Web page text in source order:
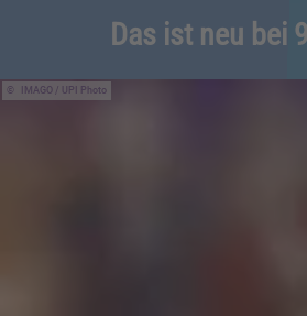
Das ist neu bei
IMAGO / UPI Photo